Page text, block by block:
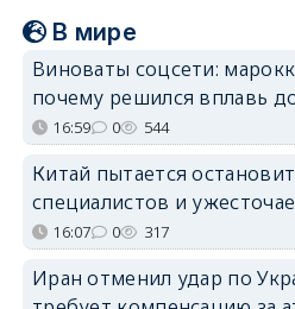
В мире
Виноваты соцсети:
почему решился вплавь
16:59 0 544
Китай пытается
специалистов и
16:07 0 317
Иран отменил удар по